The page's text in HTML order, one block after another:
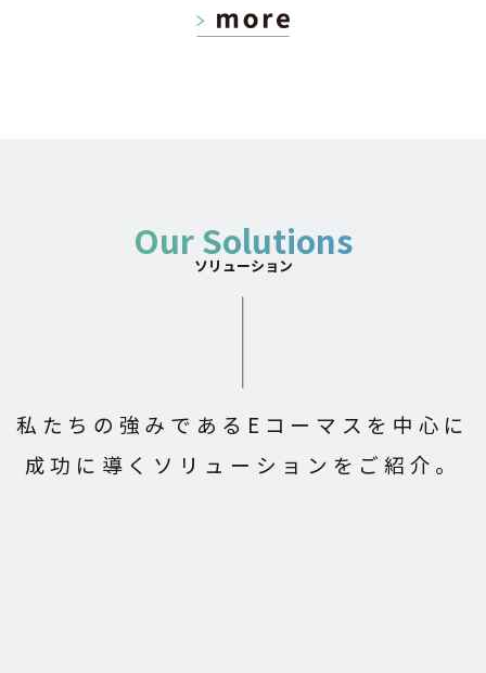
Our Solutions
ソリューション
私たちの強みであるEコーマスを中心に
成功に導くソリューションをご紹介。